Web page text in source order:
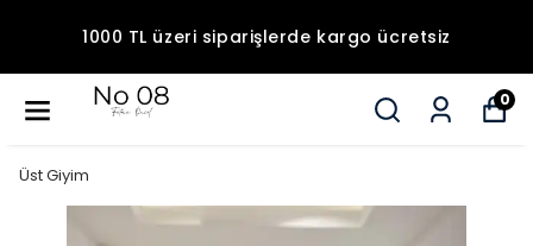
1000 TL üzeri siparişlerde kargo ücretsiz
0
Üst Giyim